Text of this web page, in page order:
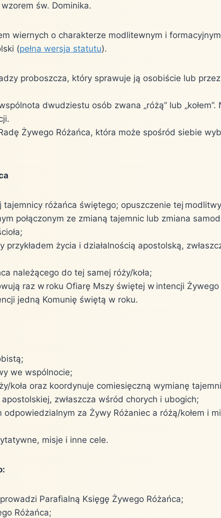
św. Dominika.
wiernych o charakterze modlitewnym i
(pełna wersja statutu).
proboszcza, który sprawuje ją osobiście lub
dwudziestu osób zwana „różą” lub „kołem”.
Żywego Różańca, która może spośród siebie
różańca świętego; opuszczenie tej
połączonym ze zmianą tajemnic lub zmiana
życia i działalnością apostolską,
należącego do tej samej róży/koła;
raz w roku Ofiarę Mszy świętej w intencji Żywego
jedną Komunię świętą w roku.
we wspólnocie;
koła oraz koordynuje comiesięczną wymianę
zwłaszcza wśród chorych i ubogich;
odpowiedzialnym za Żywy Różaniec a różą/kołem i
misje i inne cele.
Parafialną Księgę Żywego Różańca;
Różańca;